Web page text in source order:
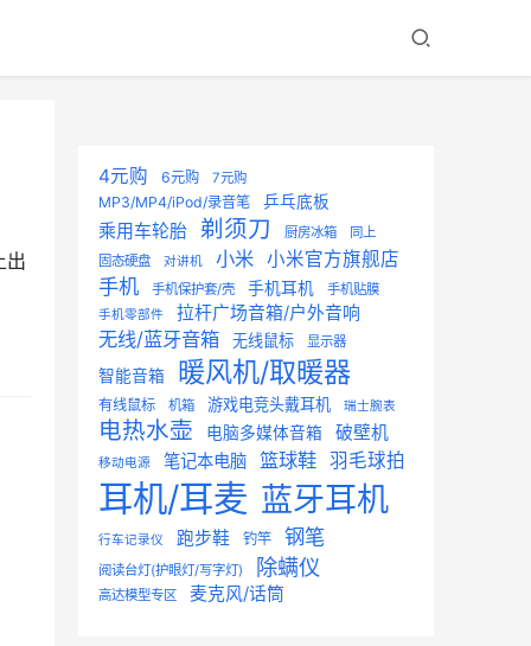
出
4元购 6元购 7元购
MP3/MP4/iPod/录音笔 乒乓底板
乘用车轮胎 剃须刀 厨房冰箱
同上
固态硬盘
对讲机 小米 小米官方旗舰店
手机 手机保护套/壳 手机耳机 手机贴膜
手机零部件 拉杆广场音箱/户外音响
无线/蓝牙音箱 无线鼠标 显示器
智能音箱 暖风机/取暖器
有线鼠标 机箱 游戏电竞头戴耳机 瑞士腕表
电热水壶 电脑多媒体音箱 破壁机
移动电源 笔记本电脑 篮球鞋 羽毛球拍
耳机/耳麦 蓝牙耳机
行车记录仪 跑步鞋 钓竿 钢笔
阅读台灯(护眼灯/写字灯) 除螨仪
高达模型专区 麦克风/话筒